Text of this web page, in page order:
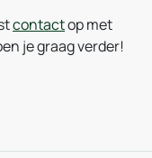
contactop met
je graag verder!